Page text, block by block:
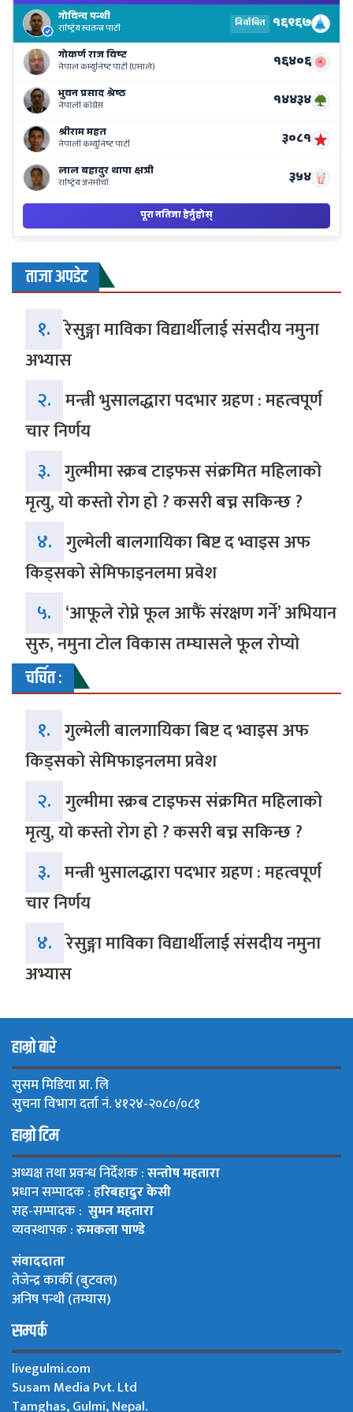
ताजा अपडेट
१. रेसुङ्गा माविका विद्यार्थीलाई संसदीय नमुना
अभ्यास
२. मन्त्री भुसालद्धारा पदभार ग्रहण : महत्वपूर्ण
चार निर्णय
३. गुल्मीमा स्क्रब टाइफस संक्रमित महिलाको
मृत्यु, यो कस्तो रोग हो ? कसरी बच्न सकिन्छ ?
४. गुल्मेली बालगायिका बिष्ट द भ्वाइस अफ
किड्सको सेमिफाइनलमा प्रवेश
५. ‘आफूले रोप्ने फूल आफैं संरक्षण गर्ने’ अभियान
सुरु, नमुना टोल विकास तम्घासले फूल रोप्यो
चर्चित :
१. गुल्मेली बालगायिका बिष्ट द भ्वाइस अफ
किड्सको सेमिफाइनलमा प्रवेश
२. गुल्मीमा स्क्रब टाइफस संक्रमित महिलाको
मृत्यु, यो कस्तो रोग हो ? कसरी बच्न सकिन्छ ?
३. मन्त्री भुसालद्धारा पदभार ग्रहण : महत्वपूर्ण
चार निर्णय
४. रेसुङ्गा माविका विद्यार्थीलाई संसदीय नमुना
अभ्यास
हाम्रो बारे
सुसम मिडिया प्रा. लि
सुचना विभाग दर्ता नं. ४१२४-२०८०/०८१
हाम्रो टिम
अध्यक्ष तथा प्रवन्ध निर्देशक :सन्तोष महतारा
प्रधान सम्पादक : हरिबहादुर केसी
सह-सम्पादक : सुमन महतारा
व्यवस्थापक :रुमकला पाण्डे
संवाददाता
तेजेन्द्र कार्की (बुटवल)
अनिष पन्थी (तम्घास)
सम्पर्क
livegulmi.com
Susam Media Pvt. Ltd
Tamghas, Gulmi, Nepal.